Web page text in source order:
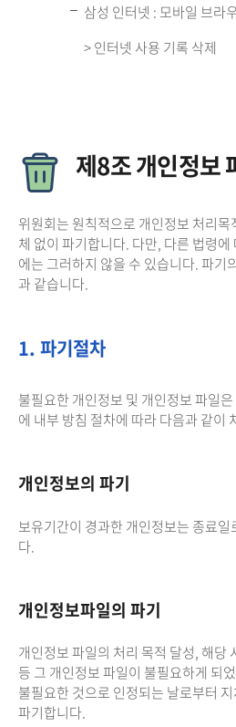
삼성 인터넷 : 모바일 브라
> 인터넷 사용 기록 삭제
제8조 개인정보
위원회는 원칙적으로 개인정보 처리
체 없이 파기합니다. 다만, 다른 법령
에는 그러하지 않을 수 있습니다. 파기
과 같습니다.
1. 파기절차
불필요한 개인정보 및 개인정보 파일
에 내부 방침 절차에 따라 다음과 같이
개인정보의 파기
보유기간이 경과한 개인정보는 종료
다.
개인정보파일의 파기
개인정보 파일의 처리 목적 달성, 해당
등 그 개인정보 파일이 불필요하게 되
불필요한 것으로 인정되는 날로부터
파기합니다.